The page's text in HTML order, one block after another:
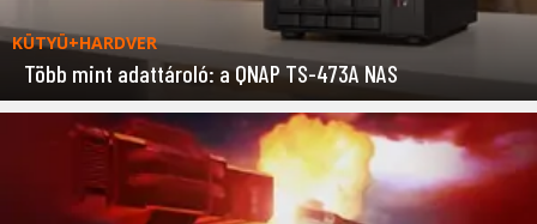
KÜTYÜ+HARDVER
Több mint adattároló: a QNAP TS-473A NAS